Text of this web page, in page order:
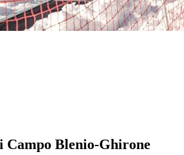
Campo Blenio-Ghirone